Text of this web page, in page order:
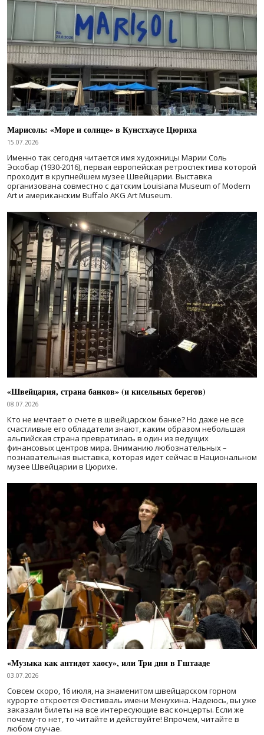
Марисоль: «Море и солнце» в Кунстхаусе Цюриха
15.07.2026
Именно так сегодня читается имя художницы Марии Соль
Эскобар (1930-2016), первая европейская ретроспектива которой
проходит в крупнейшем музее Швейцарии. Выставка
организована совместно с датским Louisiana Museum of Modern
Art и американским Buffalo AKG Art Museum.
«Швейцария, страна банков» (и кисельных берегов)
08.07.2026
Кто не мечтает о счете в швейцарском банке? Но даже не все
счастливые его обладатели знают, каким образом небольшая
альпийская страна превратилась в один из ведущих
финансовых центров мира. Вниманию любознательных –
познавательная выставка, которая идет сейчас в Национальном
музее Швейцарии в Цюрихе.
«Музыка как антидот хаосу», или Три дня в Гштааде
03.07.2026
Совсем скоро, 16 июля, на знаменитом швейцарском горном
курорте откроется Фестиваль имени Менухина. Надеюсь, вы уже
заказали билеты на все интересующие вас концерты. Если же
почему-то нет, то читайте и действуйте! Впрочем, читайте в
любом случае.